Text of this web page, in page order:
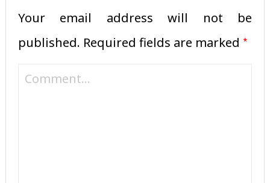
Your email address will not be
published. Required fields are marked *